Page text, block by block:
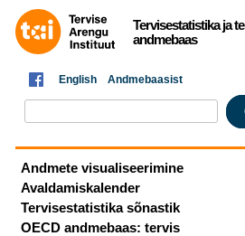
Tervisestatistika ja
andmebaas
English Andmebaasist
Andmete visualiseerimine
Avaldamiskalender
Tervisestatistika sõnastik
OECD andmebaas: tervis